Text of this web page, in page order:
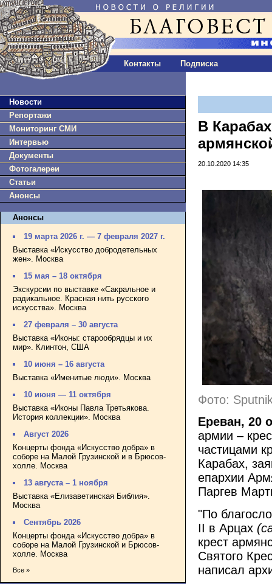
Контакты Подписка
Новости
Репортажи
Мониторинг СМИ
Интервью
Документы
Фотогалереи
Статьи
Анонсы
Анонсы
19 марта 2026 г. — 7 февраля 2027 г.
Выставка «Искусство добродетельных
жен». Москва
15 мая – 18 октября
Экскурсии по выставке «Сакральное и
радикальное. Красная нить русского
искусства». Москва
27 февраля – 30 августа
Выставка «Иконы: старообрядцы и их
мир». Клинтон, США
10 июня – 16 августа
Выставка «Именитые люди». Москва
10 июня — 11 октября
Выставка «Иконы Павла Третьякова.
История коллекции». Москва
Август 2026
Концерты фонда «Искусство добра» в
соборе на Малой Грузинской и в Брюсов-
холле. Москва
13 августа – 1 ноября
Выставка «Елизаветинская Библия».
Москва
Сентябрь 2026
Концерты фонда «Искусство добра» в
соборе на Малой Грузинской и Брюсов-
холле. Москва
Все »
В
20.10.2020 14:35
Фото:
Ереван, 20
армии –
частицами
Карабах,
епархии
Паргев
"По
II в Арцах
крест
Святого
написал